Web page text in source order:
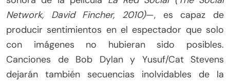
Network, David Fincher, 2010)—, es capaz de
producir sentimientos en el espectador que solo
con imágenes no hubieran sido posibles.
Canciones de Bob Dylan y Yusuf/Cat Stevens
dejarán también secuencias inolvidables de la